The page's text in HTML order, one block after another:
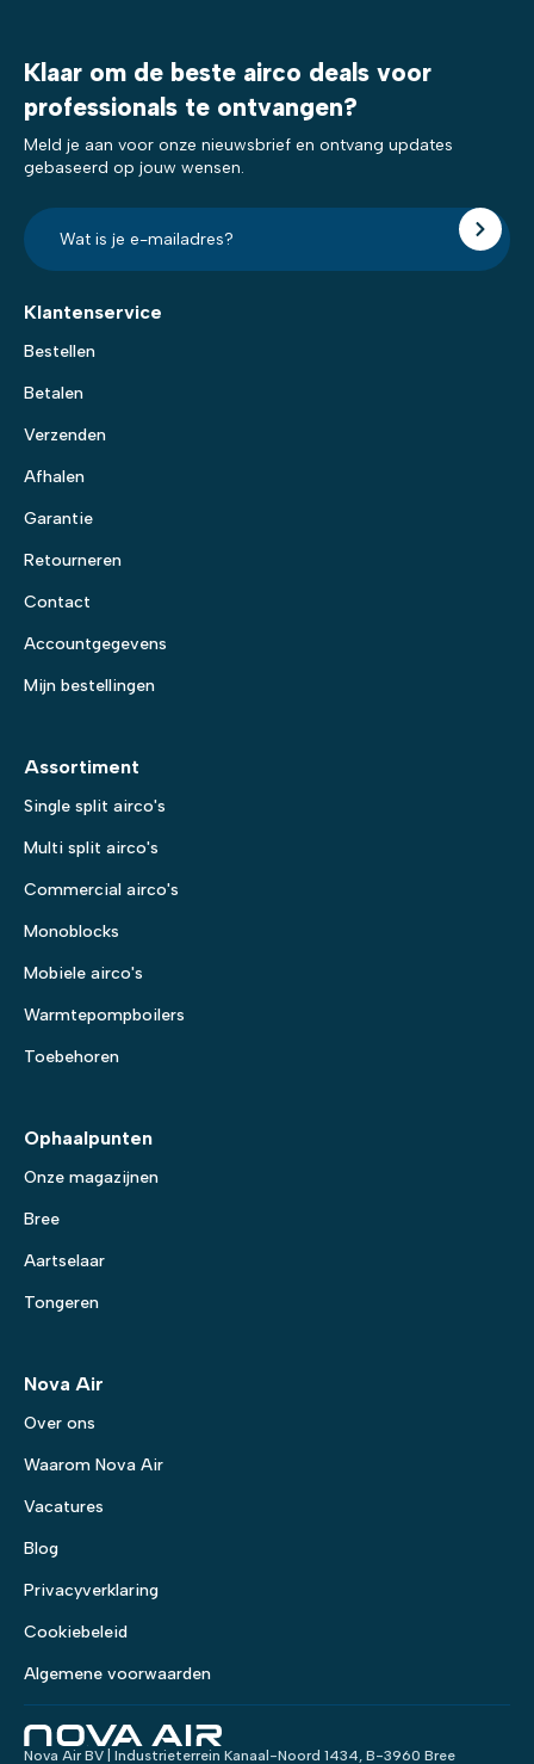
Klaar om de beste airco deals voor
professionals te ontvangen?
Meld je aan voor onze nieuwsbrief en ontvang updates
gebaseerd op jouw wensen.
E-
mailadres?
*
Klantenservice
Bestellen
Betalen
Verzenden
Afhalen
Garantie
Retourneren
Contact
Accountgegevens
Mijn bestellingen
Assortiment
Single split airco's
Multi split airco's
Commercial airco's
Monoblocks
Mobiele airco's
Warmtepompboilers
Toebehoren
Ophaalpunten
Onze magazijnen
Bree
Aartselaar
Tongeren
Nova Air
Over ons
Waarom Nova Air
Vacatures
Blog
Privacyverklaring
Cookiebeleid
Algemene voorwaarden
Nova Air BV | Industrieterrein Kanaal-Noord 1434, B-3960 Bree